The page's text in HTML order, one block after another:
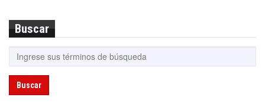
Buscar
Buscar